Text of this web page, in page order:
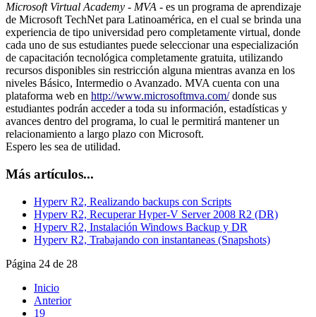
Microsoft Virtual Academy - MVA - es un programa de aprendizaje
de Microsoft TechNet para Latinoamérica, en el cual se brinda una
experiencia de tipo universidad pero completamente virtual, donde
cada uno de sus estudiantes puede seleccionar una especialización
de capacitación tecnológica completamente gratuita, utilizando
recursos disponibles sin restricción alguna mientras avanza en los
niveles Básico, Intermedio o Avanzado. MVA cuenta con una
plataforma web en http://www.microsoftmva.com/donde sus
estudiantes podrán acceder a toda su información, estadísticas y
avances dentro del programa, lo cual le permitirá mantener un
relacionamiento a largo plazo con Microsoft.
Espero les sea de utilidad.
Más artículos...
Hyperv R2, Realizando backups con Scripts
Hyperv R2, Recuperar Hyper-V Server 2008 R2 (DR)
Hyperv R2, Instalación Windows Backup y DR
Hyperv R2, Trabajando con instantaneas (Snapshots)
Página 24 de 28
Inicio
Anterior
19